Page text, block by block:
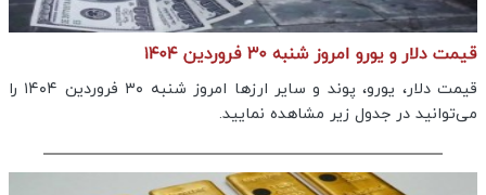
قیمت دلار و یورو امروز شنبه ۳۰ فروردین ۱۴۰۴
قیمت دلار، یورو، پوند و سایر ارزها امروز شنبه ۳۰ فروردین ۱۴۰۴ را
می‌توانید در جدول زیر مشاهده نمایید.